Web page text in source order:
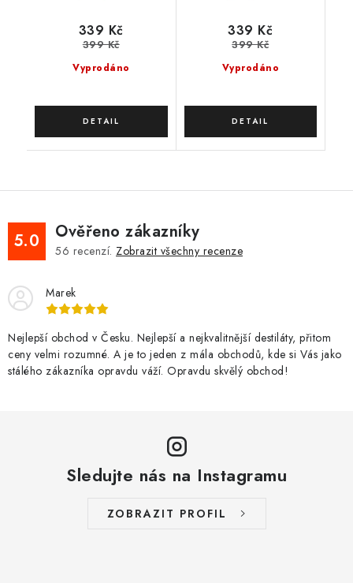
Vyprodáno
339 Kč
399 Kč
Vyprodáno
339 Kč
399 Kč
5.0 Ověřeno zákazníky
56 recenzí. Zobrazit všechny recenze
Marek
Nejlepší obchod v Česku. Nejlepší a nejkvalitnější destiláty, přitom
ceny velmi rozumné. A je to jeden z mála obchodů, kde si Vás jako
stálého zákazníka opravdu váží. Opravdu skvělý obchod!
Sledujte nás na Instagramu
ZOBRAZIT PROFIL